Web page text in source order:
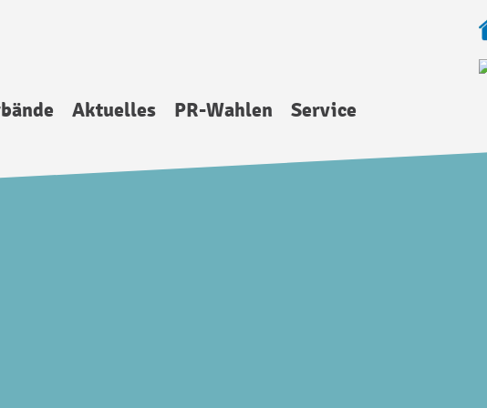
Aktuelles PR-Wahlen Service